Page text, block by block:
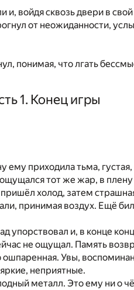
и, войдя сквозь двери в
от неожиданности,
понимая, что лгать
1. Конец игры
приходила тьма,
тот же жар, в плену
холод, затем
принимая воздух. Ещё
упорствовал и, в конце
не ощущал. Память
ошпаренная. Увы,
неприятные.
металл. Это ему ни о